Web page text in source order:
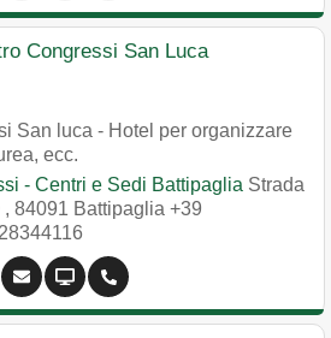
Congressi San Luca
San luca - Hotel per organizzare
ecc.
- Centri e Sedi Battipaglia Strada
, 84091 Battipaglia +39